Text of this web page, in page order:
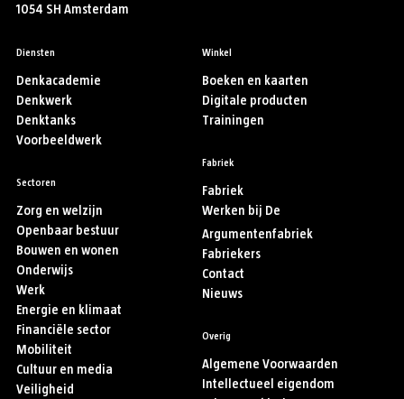
1054 SH Amsterdam
Diensten
Denkacademie
Denkwerk
Denktanks
Voorbeeldwerk
Sectoren
Zorg en welzijn
Openbaar bestuur
Bouwen en wonen
Onderwijs
Werk
Energie en klimaat
Financiële sector
Mobiliteit
Cultuur en media
Veiligheid
Winkel
Boeken en kaarten
Digitale producten
Trainingen
Fabriek
Fabriek
Werken bij De
Argumentenfabriek
Fabriekers
Contact
Nieuws
Overig
Algemene Voorwaarden
Intellectueel eigendom